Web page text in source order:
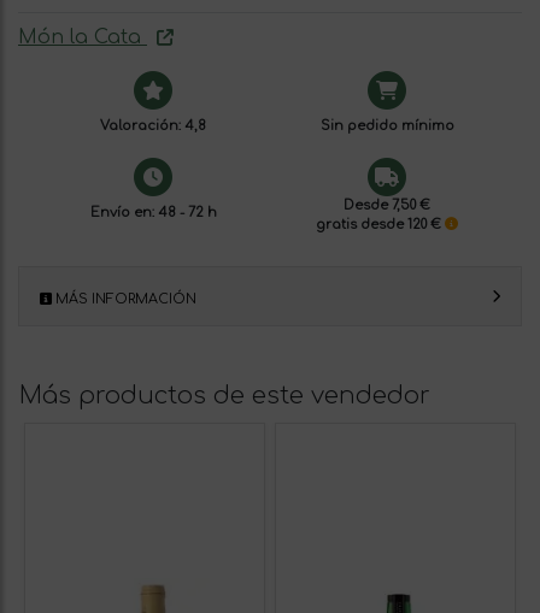
Món la Cata
Valoración: 4,8 Sin pedido mínimo
Envío en: 48 - 72 h
Desde 7,50 €
gratis desde 120 €
MÁS INFORMACIÓN
Más productos de este vendedor